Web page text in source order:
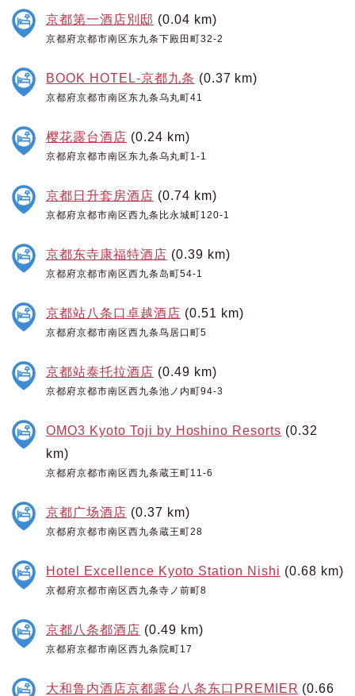
京都第一酒店別邸 (0.04 km)
京都府京都市南区东九条下殿田町32-2
BOOK HOTEL-京都九条 (0.37 km)
京都府京都市南区东九条乌丸町41
樱花露台酒店 (0.24 km)
京都府京都市南区东九条乌丸町1-1
京都日升套房酒店 (0.74 km)
京都府京都市南区西九条比永城町120-1
京都东寺康福特酒店 (0.39 km)
京都府京都市南区西九条岛町54-1
京都站八条口卓越酒店 (0.51 km)
京都府京都市南区西九条鸟居口町5
京都站泰托拉酒店 (0.49 km)
京都府京都市南区西九条池ノ内町94-3
OMO3 Kyoto Toji by Hoshino Resorts (0.32
km)
京都府京都市南区西九条蔵王町11-6
京都广场酒店 (0.37 km)
京都府京都市南区西九条蔵王町28
Hotel Excellence Kyoto Station Nishi (0.68 km)
京都府京都市南区西九条寺ノ前町8
京都八条都酒店 (0.49 km)
京都府京都市南区西九条院町17
大和鲁内酒店京都露台八条东口PREMIER (0.66